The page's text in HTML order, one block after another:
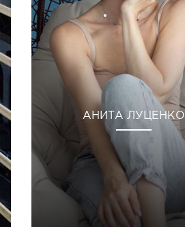
АНИТА ЛУЦЕНКО